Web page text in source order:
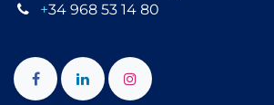
+34 968 53 14 80